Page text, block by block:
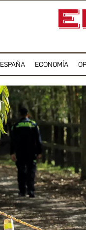
ESPAÑA ECONOMÍA